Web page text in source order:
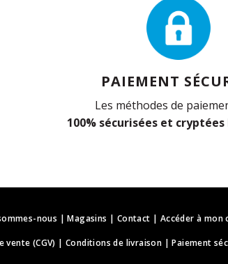
PAIEMENT
Les méthodes de
100% sécurisées et cryptées
nous |Magasins | Contact | Accéder à mon
vente (CGV) | Conditions de livraison |Paiement